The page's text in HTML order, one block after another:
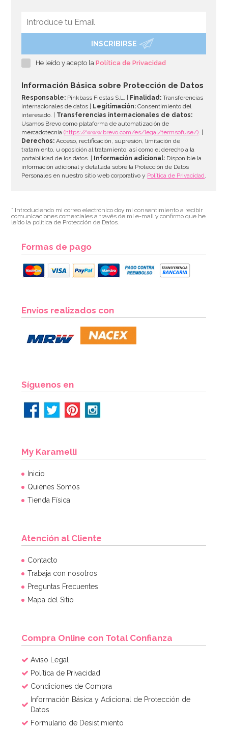
Kit de troqueladoras, tijeras y estampadores para
Sugarcraft
AÑADIR
7,95€
Cápsulas para Cupcakes Hombre de Nieve
2,60€
AÑADIR
INSCRIBIRSE
He leído y acepto laPolítica de Privacidad
Información Básica sobre Protección de Datos
Responsable: Pinkbass Fiestas S.L. | Finalidad: Transferencias
internacionales de datos |
Legitimación: Consentimiento del
interesado. | Transferencias internacionales de datos:
Usamos Brevo como plataforma de automatización de
mercadotecnia(https://www.brevo.com/es/legal/termsofuse/). |
Derechos: Acceso, rectificación, supresión, limitación de
tratamiento, u oposición al tratamiento, así como el derecho a la
portabilidad de los datos. |
Información adicional: Disponible la
información adicional y detallada sobre la Protección de Datos
Personales en nuestro sitio web corporativo y Política de Privacidad.
* Introduciendo mi correo electrónico doy mi consentimiento a recibir
comunicaciones comerciales a través de mi e-mail y confirmo que he
leído la política de Protección de Datos.
Formas de pago
Envíos realizados con
Síguenos en
My Karamelli
Inicio
Quiénes Somos
Tienda Física
Atención al Cliente
Contacto
Trabaja con nosotros
Preguntas Frecuentes
Mapa del Sitio
Compra Online con Total Confianza
Aviso Legal
Política de Privacidad
Condiciones de Compra
Información Básica y Adicional de Protección de
Datos
Formulario de Desistimiento